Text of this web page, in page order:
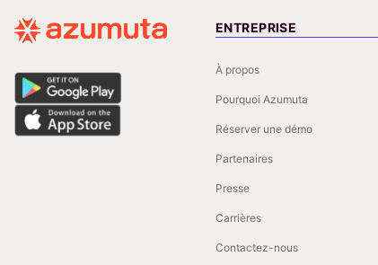
ENTREPRISE
À propos
Pourquoi Azumuta
Réserver une démo
Partenaires
Presse
Carrières
Contactez-nous